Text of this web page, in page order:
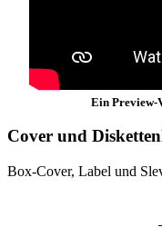
Ein Preview-
Cover und
Box-Cover, Label und